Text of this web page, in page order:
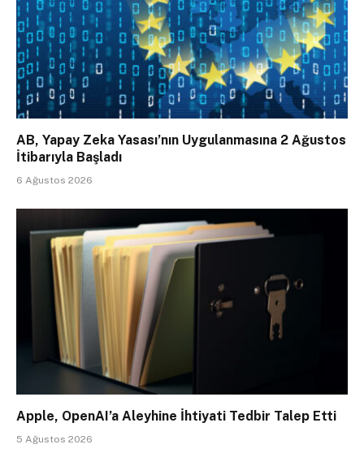
AB, Yapay Zeka Yasası’nın Uygulanmasına 2 Ağustos
İtibarıyla Başladı
6 Ağustos 2026
Apple, OpenAI’a Aleyhine İhtiyati Tedbir Talep Etti
5 Ağustos 2026